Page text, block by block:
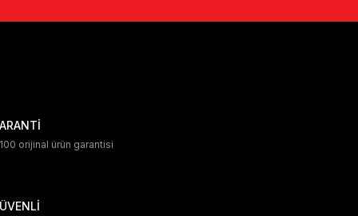
orijinal ürün garantisi